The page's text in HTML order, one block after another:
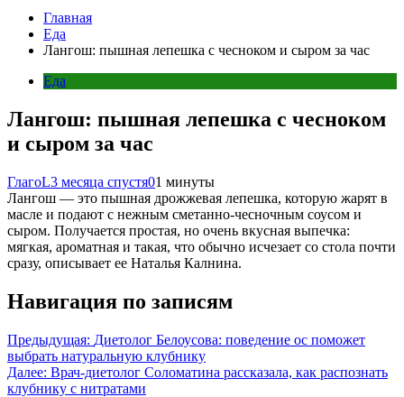
Главная
Еда
Лангош: пышная лепешка с чесноком и сыром за час
Еда
Лангош: пышная лепешка с чесноком
и сыром за час
ГлагоL3 месяца спустя01 минуты
Лангош — это пышная дрожжевая лепешка, которую жарят в
масле и подают с нежным сметанно-чесночным соусом и
сыром. Получается простая, но очень вкусная выпечка:
мягкая, ароматная и такая, что обычно исчезает со стола почти
сразу, описывает ее Наталья Калнина.
Навигация по записям
Предыдущая: Диетолог Белоусова: поведение ос поможет
выбрать натуральную клубнику
Далее: Врач-диетолог Соломатина рассказала, как распознать
клубнику с нитратами